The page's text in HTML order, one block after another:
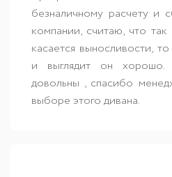
безналичному расчету и
компании, считаю, что
касается выносливости,
и выглядит он хорошо.
довольны , спасибо
выборе этого дивана.